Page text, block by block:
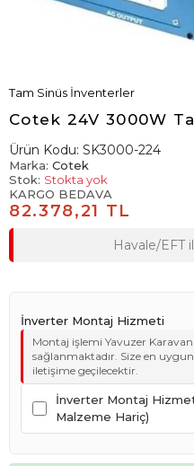
Tam Sinüs İnventerler
Cotek 24V 3000W
Ürün Kodu: SK3000-224
Marka: Cotek
Stok: Stokta yok
KARGO BEDAVA
82.378,21 TL
Havale/EFT
İnverter Montaj Hizmeti
Montaj işlemi Yavuzer
sağlanmaktadır. Size en
iletişime geçilecektir.
İnverter Montaj
Malzeme Hariç)